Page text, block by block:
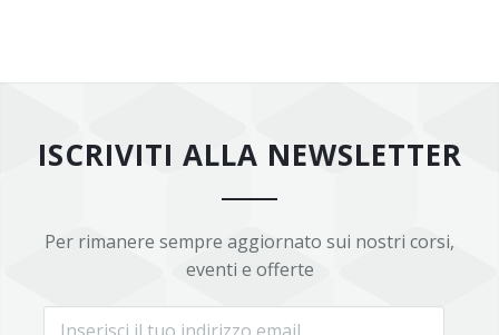
ISCRIVITI ALLA NEWSLETTER
Per rimanere sempre aggiornato sui nostri corsi,
eventi e offerte